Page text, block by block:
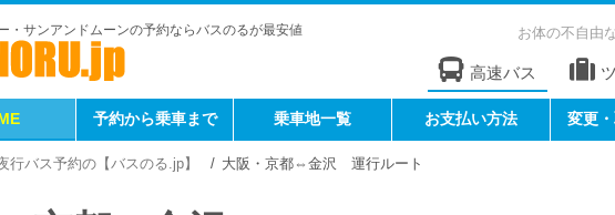
・サンアンドムーンの予約ならバスのるが最安値 お体の不自由
高速バス
予約から乗車まで 乗車地一覧 お支払い方法 変更
行バス予約の【バスのる.jp】 大阪・京都⇔金沢 運行ルート